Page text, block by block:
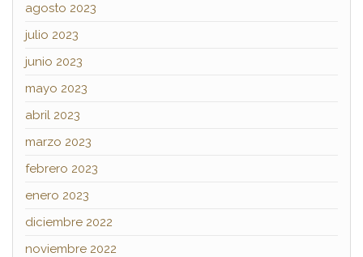
agosto 2023
julio 2023
junio 2023
mayo 2023
abril 2023
marzo 2023
febrero 2023
enero 2023
diciembre 2022
noviembre 2022